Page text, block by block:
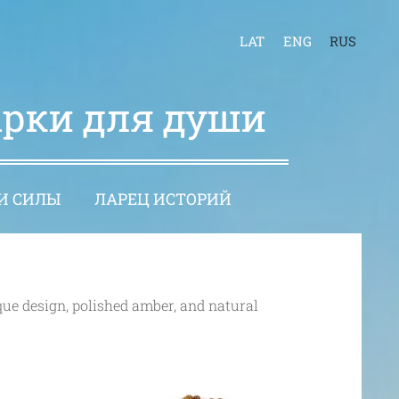
LAT ENG RUS
для души
СИЛЫ ЛАРЕЦ ИСТОРИЙ
design, polished amber, and natural